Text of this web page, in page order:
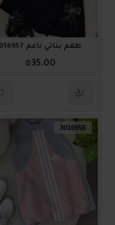
طقم بناتي ناعم 3016957
₪35.00
3016955